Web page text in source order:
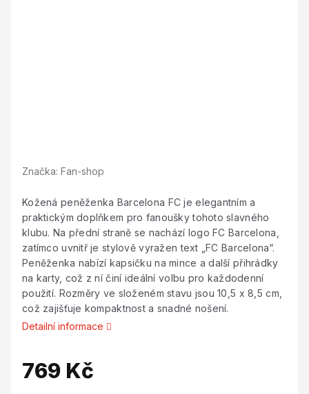
Značka: Fan-shop
Kožená peněženka Barcelona FC je elegantním a
praktickým doplňkem pro fanoušky tohoto slavného
klubu. Na přední straně se nachází logo FC Barcelona,
zatímco uvnitř je stylově vyražen text „FC Barcelona“.
Peněženka nabízí kapsičku na mince a další přihrádky
na karty, což z ní činí ideální volbu pro každodenní
použití. Rozměry ve složeném stavu jsou 10,5 x 8,5 cm,
což zajišťuje kompaktnost a snadné nošení.
Detailní informace
769 Kč